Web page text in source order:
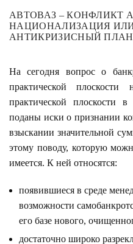
АВТОВАЗ – КОНФЛИКТ
НАЦИОНАЛИЗАЦИЯ
АНТИКРИЗИСНЫЙ
На сегодня вопрос о
практической
практической
поданы иски о признании
взыскании значительной
этому поводу, которую
имеется. К ней относятся:
появившиеся в среде
возможности
его базе нового,
достаточно широко